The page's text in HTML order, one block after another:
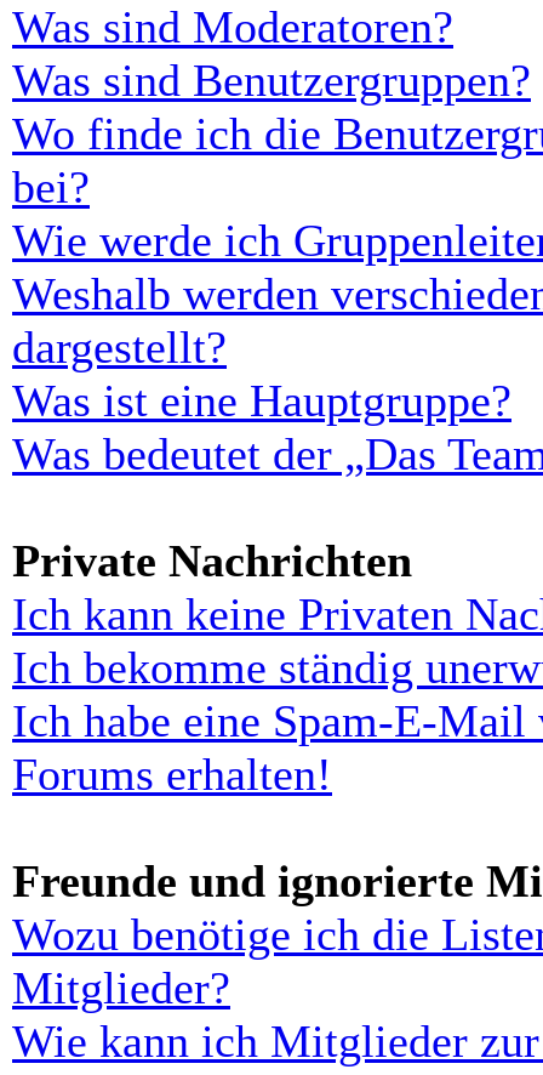
Was sind Moderatoren?
Was sind Benutzergruppen?
Wo finde ich die
bei?
Wie werde ich
Weshalb werden
dargestellt?
Was ist eine Hauptgruppe?
Was bedeutet der „Das
Private Nachrichten
Ich kann keine Privaten
Ich bekomme ständig
Ich habe eine Spam-E-
Forums erhalten!
Freunde und ignorierte
Wozu benötige ich die
Mitglieder?
Wie kann ich Mitglieder